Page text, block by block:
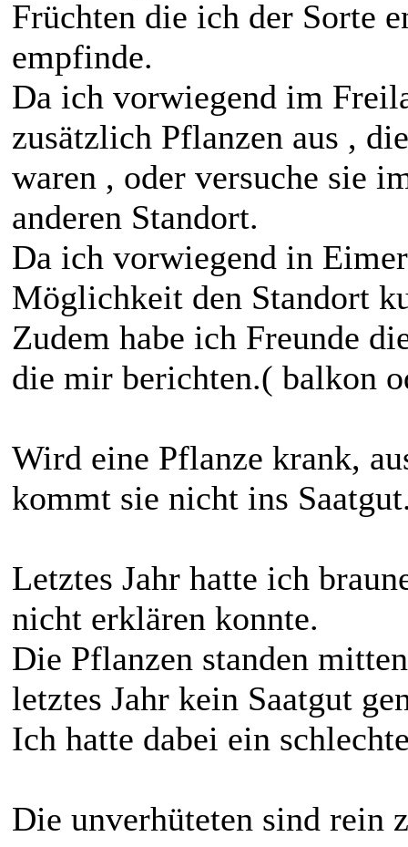
Früchten die ich der Sorte
empfinde.
Da ich vorwiegend im
zusätzlich Pflanzen aus ,
waren , oder versuche sie
anderen Standort.
Da ich vorwiegend in
Möglichkeit den Standort
Zudem habe ich Freunde
die mir berichten.( balkon
Wird eine Pflanze krank,
kommt sie nicht ins
Letztes Jahr hatte ich
nicht erklären konnte.
Die Pflanzen standen
letztes Jahr kein Saatgut
Ich hatte dabei ein
Die unverhüteten sind rein